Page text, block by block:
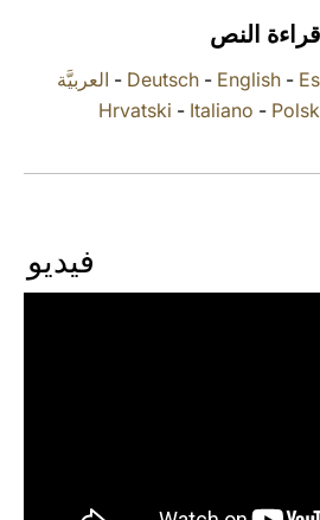
قراءة النص
العربيَّة - Deutsch- English-
Hrvatski - Italiano -
فيديو